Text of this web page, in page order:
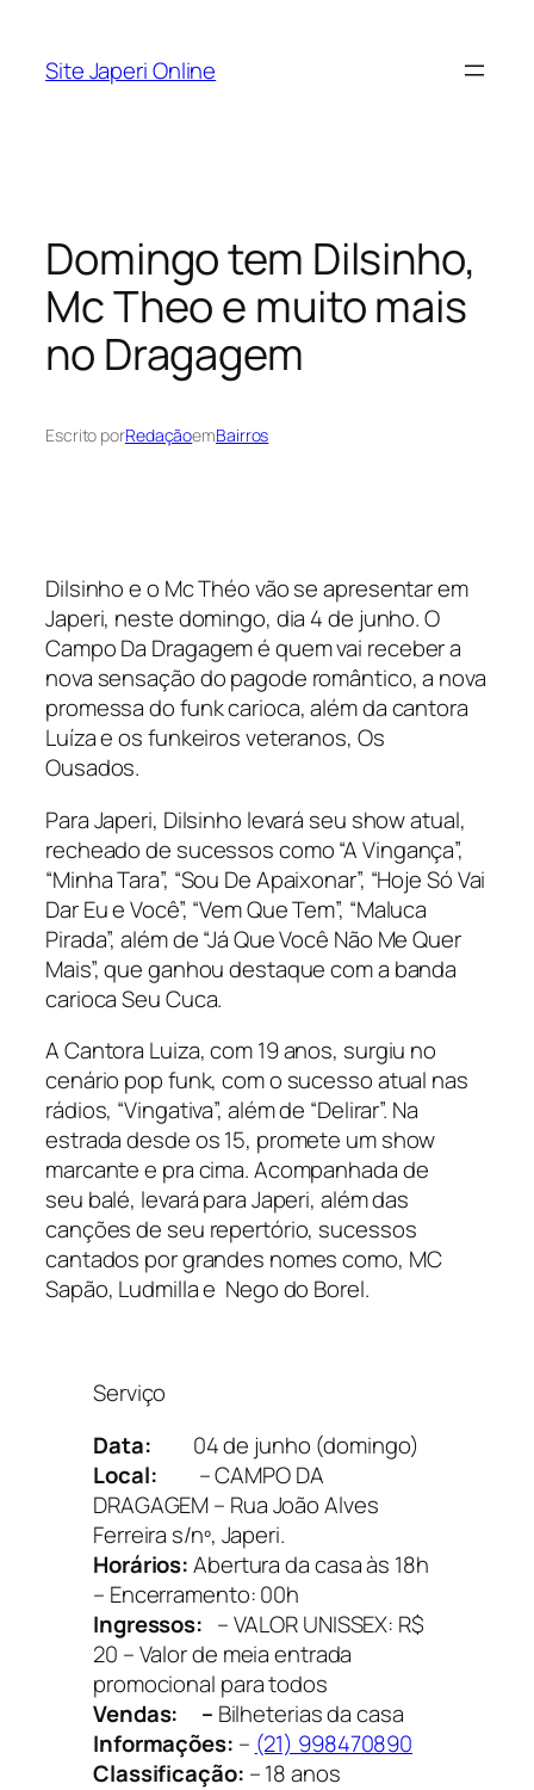
Site Japeri Online
Domingo tem Dilsinho,
Mc Theo e muito mais
no Dragagem
Escrito porRedaçãoemBairros
Dilsinho e o Mc Théo vão se apresentar em
Japeri, neste domingo, dia 4 de junho. O
Campo Da Dragagem é quem vai receber a
nova sensação do pagode romântico, a nova
promessa do funk carioca, além da cantora
Luíza e os funkeiros veteranos, Os
Ousados.
Para Japeri, Dilsinho levará seu show atual,
recheado de sucessos como “A Vingança”,
“Minha Tara”, “Sou De Apaixonar”, “Hoje Só Vai
Dar Eu e Você”, “Vem Que Tem”, “Maluca
Pirada”, além de “Já Que Você Não Me Quer
Mais”, que ganhou destaque com a banda
carioca Seu Cuca.
A Cantora Luiza, com 19 anos, surgiu no
cenário pop funk, com o sucesso atual nas
rádios, “Vingativa”, além de “Delirar”. Na
estrada desde os 15, promete um show
marcante e pra cima. Acompanhada de
seu balé, levará para Japeri, além das
canções de seu repertório, sucessos
cantados por grandes nomes como, MC
Sapão, Ludmilla e Nego do Borel.
Serviço
Data: 04 de junho (domingo)
Local: – CAMPO DA
DRAGAGEM – Rua João Alves
Ferreira s/nº, Japeri.
Horários:Abertura da casa às 18h
– Encerramento: 00h
Ingressos: – VALOR UNISSEX: R$
20 – Valor de meia entrada
promocional para todos
Vendas: – Bilheterias da casa
Informações: – (21) 998470890
Classificação: – 18 anos